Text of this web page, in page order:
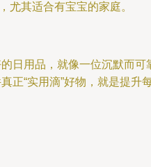
尤其适合有宝宝的家庭。
日用品，就像一位沉默而
“实用滴”好物，就是提升